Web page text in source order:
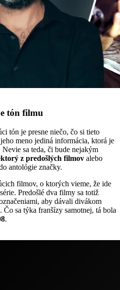
tón filmu
tón je presne niečo, čo si tieto
meno jediná informácia, ktorá je
sa teda, či bude nejakým
z predošlých filmov alebo
antológie značky.
filmov, o ktorých vieme, že ide
Predošlé dva filmy sa totiž
aby dávali divákom
sa týka franšízy samotnej, tá bola
.